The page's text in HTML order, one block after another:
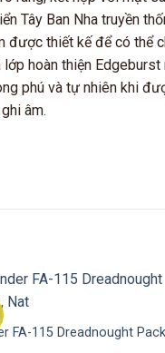
Tây Ban Nha truyền
thiết kế để có thể
hoàn thiện
phú và tự nhiên khi
âm.
FA-115 Dreadnought